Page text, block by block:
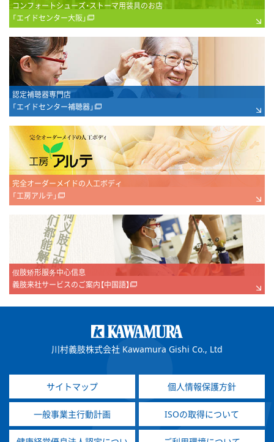
コンフォートシューズ・ストーマ用装具のお店
「エイドセンター大阪」
認定補聴器専門店
「エイドセンター補聴器」
完全オーダーメイドの人工ボディ
「工房アルテ」
假肢矫形服务中心信息
義肢来社サービスのご案内【中国語】
川村義肢株式会社 Kawamura Gishi Co., Ltd
サイトマップ 個人情報保護方針
一般事業主行動計画 ISOの取得について